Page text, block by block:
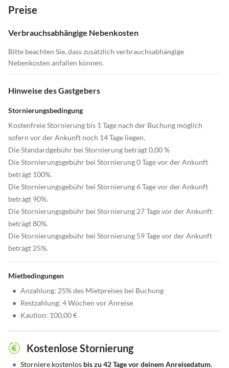
Preise
Verbrauchsabhängige Nebenkosten
Bitte beachten Sie, dass zusätzlich verbrauchsabhängige
Nebenkosten anfallen können.
Hinweise des Gastgebers
Stornierungsbedingung
Kostenfreie Stornierung bis 1 Tage nach der Buchung möglich
sofern vor der Ankunft noch 14 Tage liegen.
Die Standardgebühr bei Stornierung beträgt 0,00 %
Die Stornierungsgebühr bei Stornierung 0 Tage vor der Ankunft
beträgt 100%.
Die Stornierungsgebühr bei Stornierung 6 Tage vor der Ankunft
beträgt 90%.
Die Stornierungsgebühr bei Stornierung 27 Tage vor der Ankunft
beträgt 80%.
Die Stornierungsgebühr bei Stornierung 59 Tage vor der Ankunft
beträgt 25%.
Mietbedingungen
• Anzahlung: 25% des Mietpreises bei Buchung
• Restzahlung: 4 Wochen vor Anreise
• Kaution: 100,00 €
Kostenlose Stornierung
• Storniere kostenlos bis zu 42 Tage vor deinem Anreisedatum.